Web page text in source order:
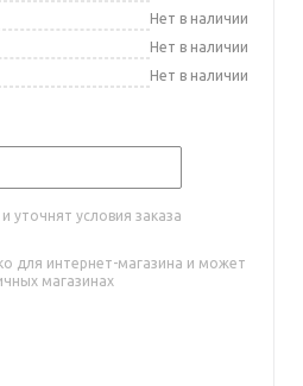
Нет в наличии
Нет в наличии
Нет в наличии
уточнят условия заказа
для интернет-магазина и может
магазинах